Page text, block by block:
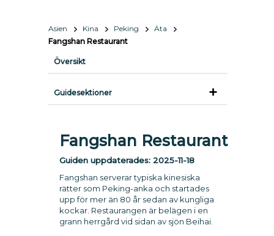
Asien Kina Peking
Äta
Fangshan Restaurant
Översikt
Guidesektioner
Fangshan Restaurant
Guiden uppdaterades: 2025-11-18
Fangshan serverar typiska kinesiska
rätter som Peking-anka och startades
upp för mer än 80 år sedan av kungliga
kockar. Restaurangen är belägen i en
grann herrgård vid sidan av sjön Beihai.